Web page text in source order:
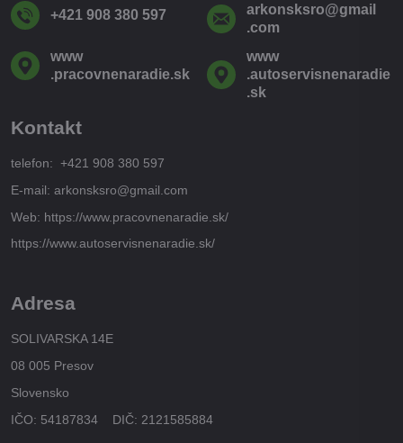
+421 908 380 597
arkonsksro​@gmail​
.com
www​
.pracovnenaradie​.sk
www​
.autoservisnenaradie​
.sk
Kontakt
telefon: +421 908 380 597
E-mail: arkonsksro@gmail.com
Web: https://www.pracovnenaradie.sk/
https://www.autoservisnenaradie.sk/
Adresa
SOLIVARSKA 14E
08 005 Presov
Slovensko
IČO: 54187834 DIČ: 2121585884